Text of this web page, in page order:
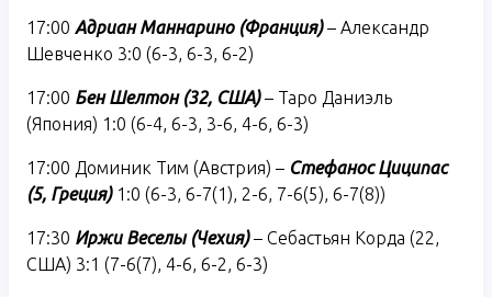
17:00 Адриан Маннарино (Франция)– Александр
Шевченко 3:0 (6-3, 6-3, 6-2)
17:00 Бен Шелтон (32, США) – Таро Даниэль
(Япония) 1:0 (6-4, 6-3, 3-6, 4-6, 6-3)
17:00 Доминик Тим (Австрия) – Стефанос Циципас
(5, Греция)1:0 (6-3, 6-7(1), 2-6, 7-6(5), 6-7(8))
17:30 Иржи Веселы (Чехия) – Себастьян Корда (22,
США) 3:1 (7-6(7), 4-6, 6-2, 6-3)